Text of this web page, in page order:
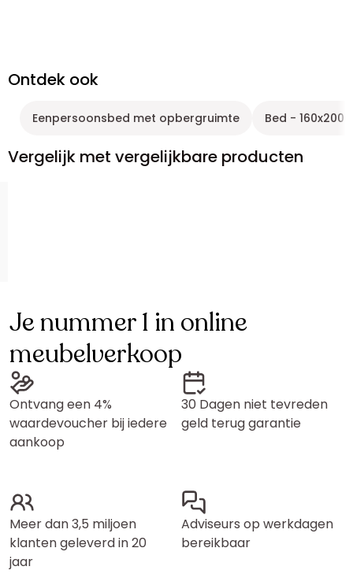
Ontdek ook
Eenpersoonsbed met opbergruimte Bed -
Vergelijk met vergelijkbare producten
Je nummer 1 in online
meubelverkoop
Ontvang een 4%
waardevoucher bij iedere
aankoop
30 Dagen niet tevreden
geld terug garantie
Meer dan 3,5 miljoen
klanten geleverd in 20
jaar
Adviseurs op werkdagen
bereikbaar